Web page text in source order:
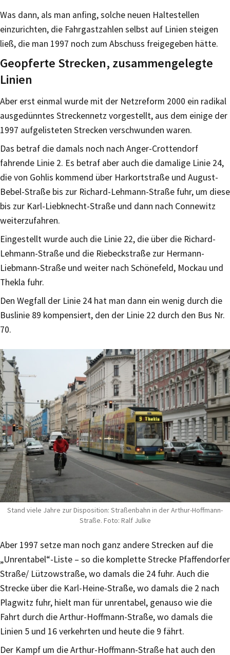
Was dann, als man anfing, solche neuen Haltestellen
einzurichten, die Fahrgastzahlen selbst auf Linien steigen
ließ, die man 1997 noch zum Abschuss freigegeben hätte.
Geopferte Strecken, zusammengelegte
Linien
Aber erst einmal wurde mit der Netzreform 2000 ein radikal
ausgedünntes Streckennetz vorgestellt, aus dem einige der
1997 aufgelisteten Strecken verschwunden waren.
Das betraf die damals noch nach Anger-Crottendorf
fahrende Linie 2. Es betraf aber auch die damalige Linie 24,
die von Gohlis kommend über Harkortstraße und August-
Bebel-Straße bis zur Richard-Lehmann-Straße fuhr, um diese
bis zur Karl-Liebknecht-Straße und dann nach Connewitz
weiterzufahren.
Eingestellt wurde auch die Linie 22, die über die Richard-
Lehmann-Straße und die Riebeckstraße zur Hermann-
Liebmann-Straße und weiter nach Schönefeld, Mockau und
Thekla fuhr.
Den Wegfall der Linie 24 hat man dann ein wenig durch die
Buslinie 89 kompensiert, den der Linie 22 durch den Bus Nr.
70.
Stand viele Jahre zur Disposition: Straßenbahn in der Arthur-Hoffmann-
Straße. Foto: Ralf Julke
Aber 1997 setze man noch ganz andere Strecken auf die
„Unrentabel“-Liste – so die komplette Strecke Pfaffendorfer
Straße/ Lützowstraße, wo damals die 24 fuhr. Auch die
Strecke über die Karl-Heine-Straße, wo damals die 2 nach
Plagwitz fuhr, hielt man für unrentabel, genauso wie die
Fahrt durch die Arthur-Hoffmann-Straße, wo damals die
Linien 5 und 16 verkehrten und heute die 9 fährt.
Der Kampf um die Arthur-Hoffmann-Straße hat auch den